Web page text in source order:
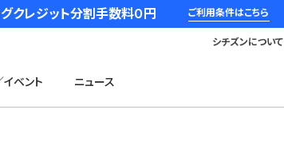
クレジット分割手数料０円 ご利用条件はこちら
ベント ニュース
シチズンについて